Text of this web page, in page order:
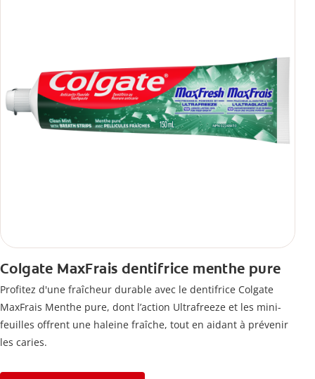
Colgate MaxFrais dentifrice menthe pure
Profitez d'une fraîcheur durable avec le dentifrice Colgate
MaxFrais Menthe pure, dont l’action Ultrafreeze et les mini-
feuilles offrent une haleine fraîche, tout en aidant à prévenir
les caries.